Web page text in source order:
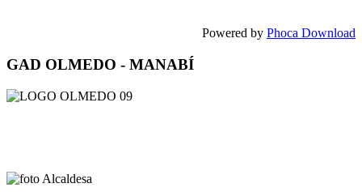
Powered by Phoca Download
GAD OLMEDO - MANABÍ